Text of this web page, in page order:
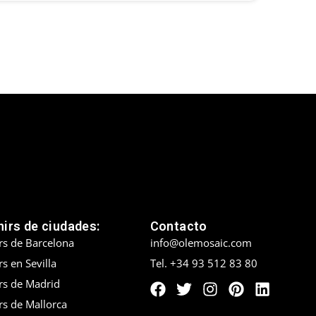
de ciudades:
de Barcelona
en Sevilla
de Madrid
de Mallorca
Contacto
info@olemosaic.com
Tel. +34 93 512 83 80